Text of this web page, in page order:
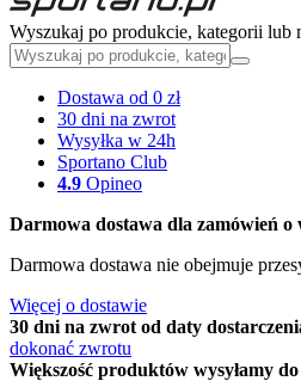
Wyszukaj po produkcie, kategorii lub
Dostawa od 0 zł
30 dni na zwrot
Wysyłka w 24h
Sportano Club
4.9 Opineo
Darmowa dostawa dla zamówień o
Darmowa dostawa nie obejmuje
Więcej o dostawie
30 dni na zwrot od daty
dokonać zwrotu
Większość produktów wysyłamy